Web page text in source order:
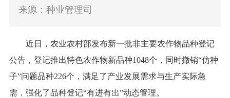
来源：种业管理司
近日，农业农村部发布新一批非主要农作物品种登记
公告，登记推出特色农作物新品种1048个，同时撤销“仿种
子”问题品种226个，满足了产业发展需求与生产实际急
需，强化了品种登记“有进有出”动态管理。